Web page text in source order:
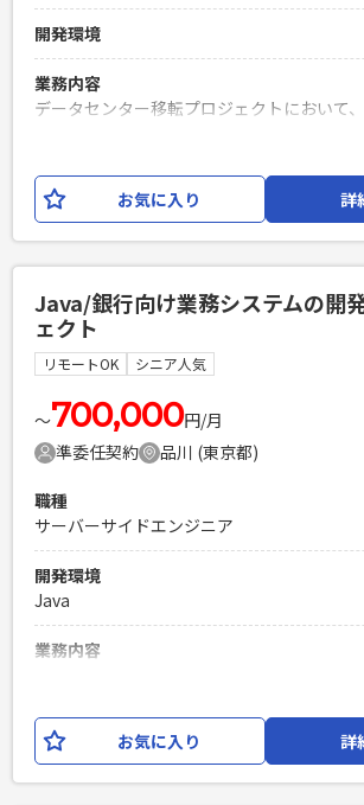
開発環境
業務内容
データセンター移転プロジェクトにおいて
設に伴うIPアドレス変更、およびミドルウ
ションの設定変更 ・サーバ領域の取りまと
築方針の策定 ・既存環境の調査、構成情報
トワークチームおよび関係部門との調整 ・
用引継ぎ・移管支援
必須スキル
・サーバインフラの設計・構築経験（5年以
ロジェクトにおけるリーダーまたはサブリ
バ移設に伴うIPアドレス変更、およびミドル
ウド環境の設計・構築経験 ・現行環境の調
作成・更新経験 ・関係部門との調整、進捗
理経験
PHPを用いたWebサービスの開発経験4年
エンジニア複数人のチームでの開発経験
お気に入り 詳
Java/銀行向け業務システムの開
ェクト
リモートOK シニア人気
〜700,000円/月
準委任契約
品川 (東京都)
職種
サーバーサイドエンジニア
開発環境
Java
業務内容
工程から開発まで主体的に推進できる中堅
します。 既存システムの機能改善を中心に
仕様調整や影響調査など、上流工程から関
お気に入り 詳